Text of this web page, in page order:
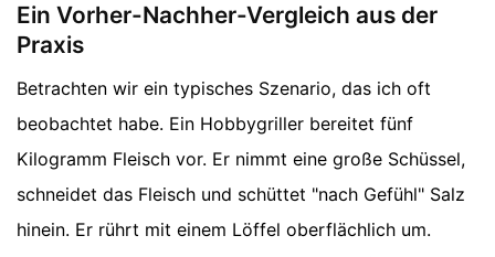
Ein Vorher-Nachher-Vergleich aus der
Praxis
Betrachten wir ein typisches Szenario, das ich oft
beobachtet habe. Ein Hobbygriller bereitet fünf
Kilogramm Fleisch vor. Er nimmt eine große Schüssel,
schneidet das Fleisch und schüttet "nach Gefühl" Salz
hinein. Er rührt mit einem Löffel oberflächlich um.